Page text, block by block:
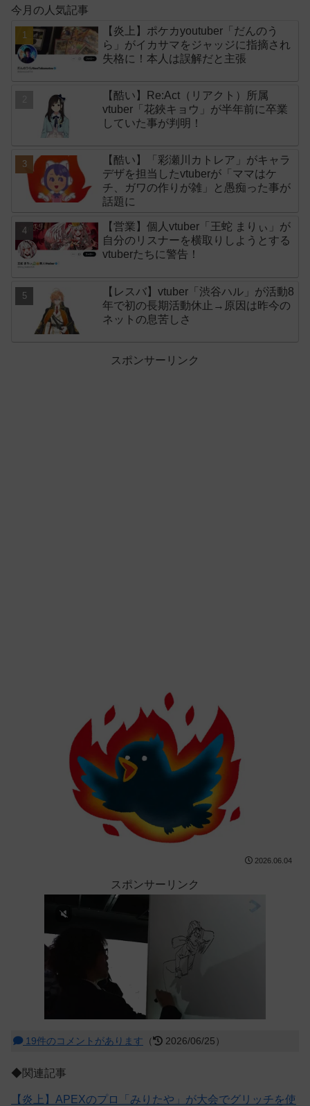
今月の人気記事
【炎上】ポケカyoutuber「だんのう
ら」がイカサマをジャッジに指摘され
失格に！本人は誤解だと主張
【酷い】Re:Act（リアクト）所属
vtuber「花鋏キョウ」が半年前に卒業
していた事が判明！
【酷い】「彩瀬川カトレア」がキャラ
デザを担当したvtuberが「ママはケ
チ、ガワの作りが雑」と愚痴った事が
話題に
【営業】個人vtuber「王蛇 まりぃ」が
自分のリスナーを横取りしようとする
vtuberたちに警告！
【レスバ】vtuber「渋谷ハル」が活動8
年で初の長期活動休止→原因は昨今の
ネットの息苦しさ
スポンサーリンク
2026.06.04
スポンサーリンク
19件のコメントがあります （ 2026/06/25）
◆関連記事
【炎上】APEXのプロ「みりたや」が大会でグリッチを使